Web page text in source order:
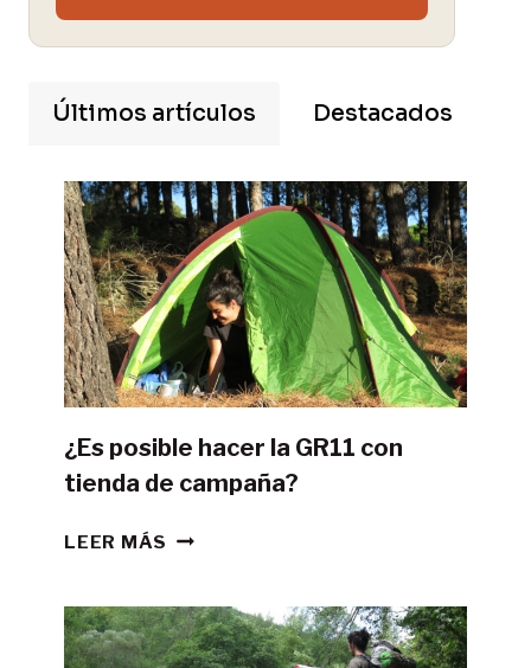
Últimos artículos Destacados
¿Es posible hacer la GR11 con
tienda de campaña?
LEER MÁS ¿ES
LA
GR11